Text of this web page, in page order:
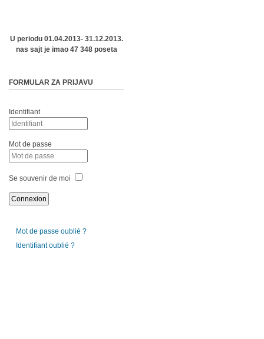
U periodu 01.04.2013- 31.12.2013.
nas sajt je imao 47 348 poseta
FORMULAR ZA PRIJAVU
Identifiant
Mot de passe
Se souvenir de moi
Mot de passe oublié ?
Identifiant oublié ?